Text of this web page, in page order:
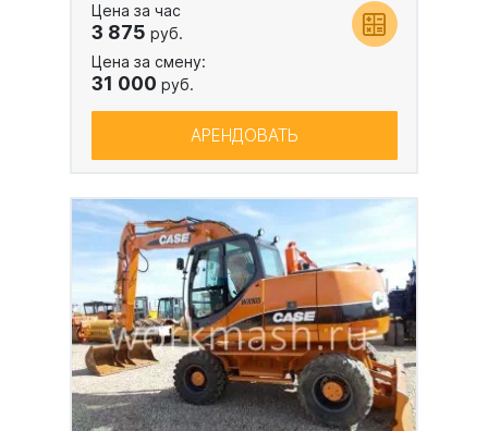
Цена за час
3 875 руб.
Цена за смену:
31 000 руб.
АРЕНДОВАТЬ